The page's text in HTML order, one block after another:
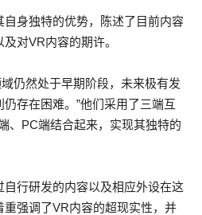
身独特的优势，陈述了目前内容
对VR内容的期许。
仍然处于早期阶段，未来极有发
存在困难。”他们采用了三端互
、PC端结合起来，实现其独特的
行研发的内容以及相应外设在这
强调了VR内容的超现实性，并